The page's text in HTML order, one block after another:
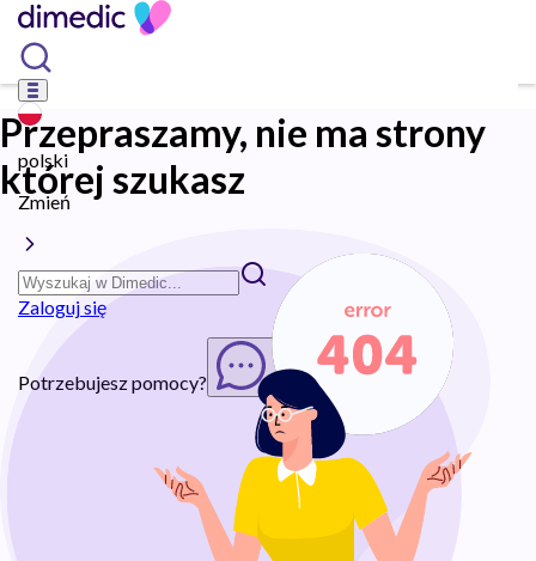
polski
Zmień
Zaloguj się
Potrzebujesz pomocy? Rozpocznij chat
Przepraszamy, nie ma strony
której szukasz